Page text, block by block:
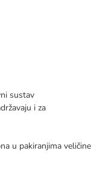
sustav
i za
u pakiranjima veličine